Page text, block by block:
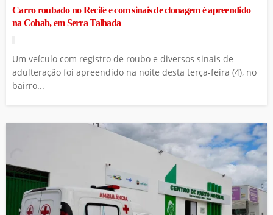
Carro roubado no Recife e com sinais de clonagem é apreendido
na Cohab, em Serra Talhada
Um veículo com registro de roubo e diversos sinais de
adulteração foi apreendido na noite desta terça-feira (4), no
bairro...